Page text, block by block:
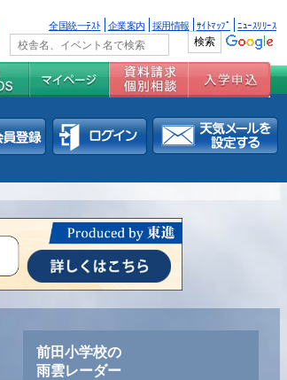
全国統一ﾃｽﾄ 企業案内 採用情報 ｻｲﾄﾏｯﾌﾟ ﾆｭｰｽﾘﾘｰｽ
前田小学校の
雨雲レーダー